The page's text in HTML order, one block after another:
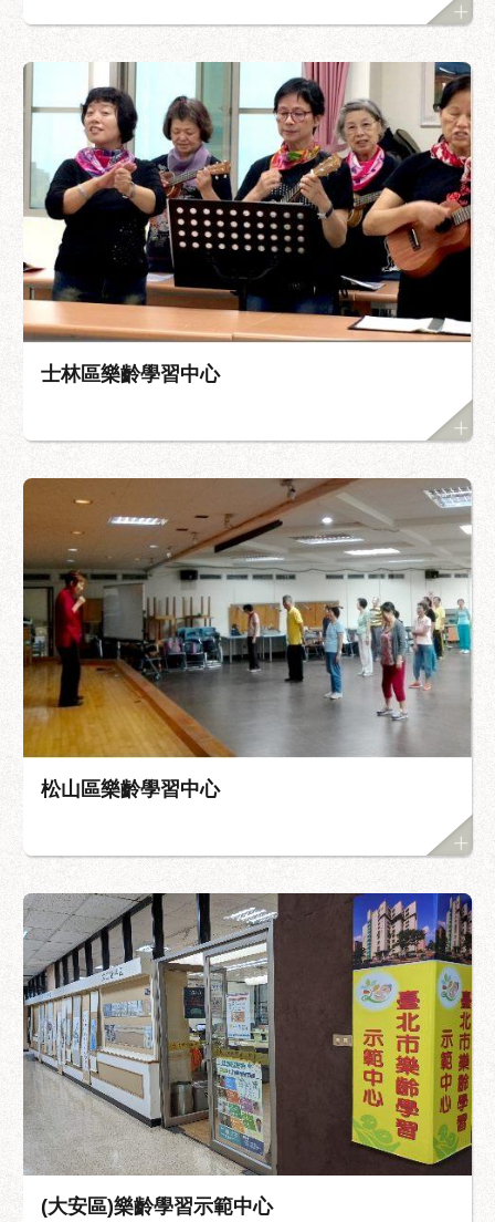
士林區樂齡學習中心
松山區樂齡學習中心
(大安區)樂齡學習示範中心